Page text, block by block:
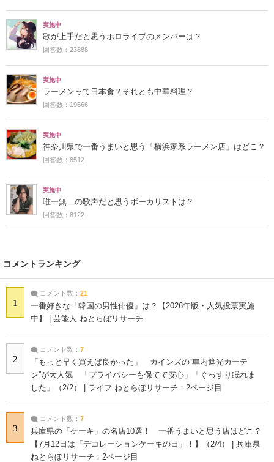
実施中
歌が上手だと思うホロライブのメンバーは？
回答数：23888
実施中
ラーメンって日本食？それとも中華料理？
回答数：19666
実施中
神奈川県で一番うまいと思う「横浜家系ラーメン店」はどこ？
回答数：8512
実施中
唯一無二の歌声だと思うボーカリストは？
回答数：8122
コメントランキング
1
コメント数： 21
一番好きな「韓国の男性俳優」は？【2026年版・人気投票実施
中】 | 芸能人 ねとらぼリサーチ
2
コメント数： 7
「もっと早く買えば良かった」 カインズの“車内遮光カーテ
ン”が大人気 「プライバシーも保てて安心」「ぐっすり眠れま
した」（2/2） | ライフ ねとらぼリサーチ：2ページ目
3
コメント数： 7
兵庫県の「ケーキ」の名店10選！ 一番うまいと思う店はどこ？
【7月12日は「デコレーションケーキの日」！】（2/4） | 兵庫県
ねとらぼリサーチ：2ページ目